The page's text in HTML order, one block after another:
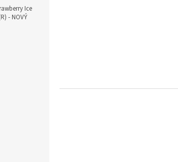
Ice
- NOVÝ